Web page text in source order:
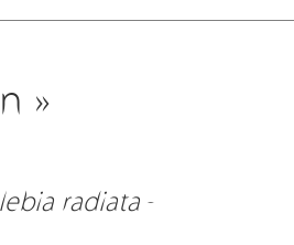
»
radiata -